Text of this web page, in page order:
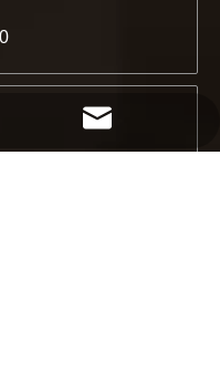
유할 좋은 소식이 있습